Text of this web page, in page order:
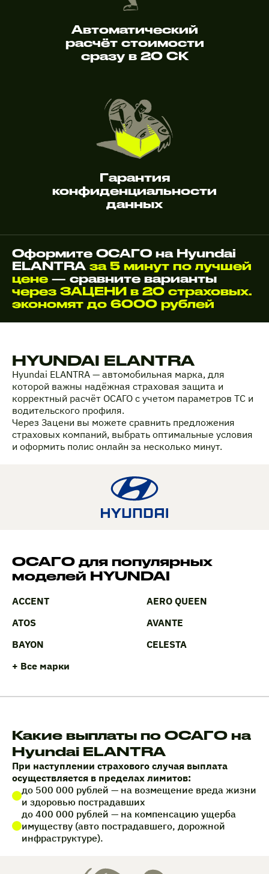
Автоматический
расчёт стоимости
сразу в 20 СК
Гарантия
конфиденциальности
данных
Оформите ОСАГО на Hyundai
ELANTRA за 5 минут по лучшей
цене — сравните варианты
через ЗАЦЕНИ в 20 страховых.
экономят до 6000 рублей
HYUNDAI ELANTRA
Hyundai ELANTRA — автомобильная марка, для
которой важны надёжная страховая защита и
корректный расчёт ОСАГО с учетом параметров ТС и
водительского профиля.
Через Зацени вы можете сравнить предложения
страховых компаний, выбрать оптимальные условия
и оформить полис онлайн за несколько минут.
ОСАГО для популярных
моделей HYUNDAI
ACCENT
AERO QUEEN
ATOS
AVANTE
BAYON
CELESTA
+ Все марки
Какие выплаты по ОСАГО на
Hyundai ELANTRA
При наступлении страхового случая выплата
осуществляется в пределах лимитов:
до 500 000 рублей — на возмещение вреда жизни
и здоровью пострадавших
до 400 000 рублей — на компенсацию ущерба
имуществу (авто пострадавшего, дорожной
инфраструктуре).